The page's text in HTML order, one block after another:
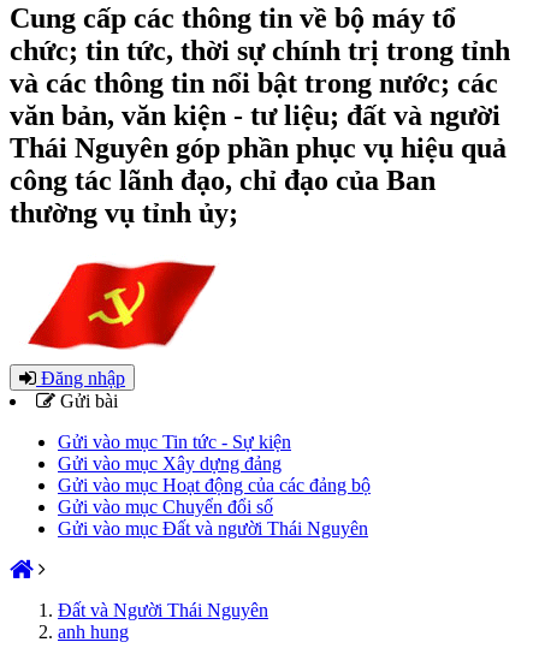
Cung cấp các thông tin về bộ máy tổ
chức; tin tức, thời sự chính trị trong tỉnh
và các thông tin nổi bật trong nước; các
văn bản, văn kiện - tư liệu; đất và người
Thái Nguyên góp phần phục vụ hiệu quả
công tác lãnh đạo, chỉ đạo của Ban
thường vụ tỉnh ủy;
Đăng nhập
Gửi bài
Gửi vào mục Tin tức - Sự kiện
Gửi vào mục Xây dựng đảng
Gửi vào mục Hoạt động của các đảng bộ
Gửi vào mục Chuyển đổi số
Gửi vào mục Đất và người Thái Nguyên
Đất và Người Thái Nguyên
anh hung